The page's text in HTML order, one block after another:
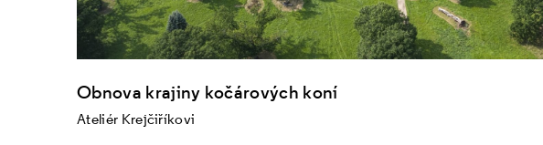
Obnova krajiny kočárových koní
Ateliér Krejčiříkovi